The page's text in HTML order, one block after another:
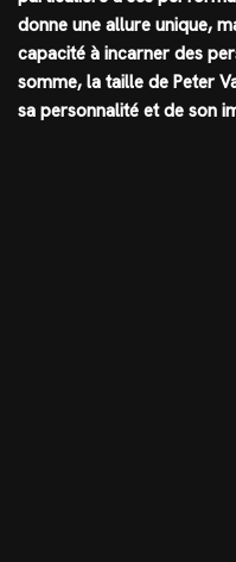
donne une allure unique,
capacité à incarner des
somme, la taille de Peter
sa personnalité et de son